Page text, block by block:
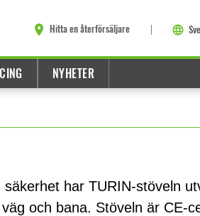
Hitta en återförsäljare
NYHETER
har TURIN-stöveln
och bana. Stöveln är CE-